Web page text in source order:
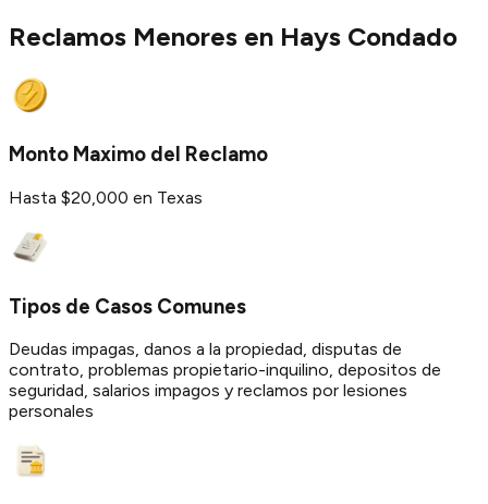
Reclamos Menores en Hays Condado
Monto Maximo del Reclamo
Hasta $20,000 en Texas
Tipos de Casos Comunes
Deudas impagas, danos a la propiedad, disputas de
contrato, problemas propietario-inquilino, depositos de
seguridad, salarios impagos y reclamos por lesiones
personales